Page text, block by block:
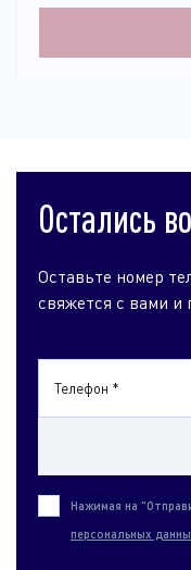
Остались
Оставьте номер
свяжется с вами и
Телефон *
Нажимая на
персональных